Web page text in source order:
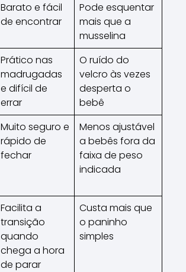
Barato e fácil
de encontrar
Pode esquentar
mais que a
musselina
Prático nas
madrugadas
e difícil de
errar
O ruído do
velcro às vezes
desperta o
bebê
Muito seguro e
rápido de
fechar
Menos ajustável
a bebês fora da
faixa de peso
indicada
Facilita a
transição
quando
chega a hora
de parar
Custa mais que
o paninho
simples